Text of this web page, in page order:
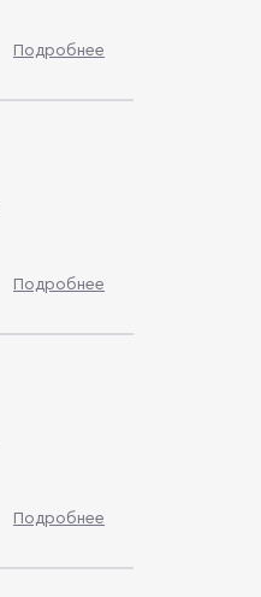
Подробнее
Подробнее
Подробнее